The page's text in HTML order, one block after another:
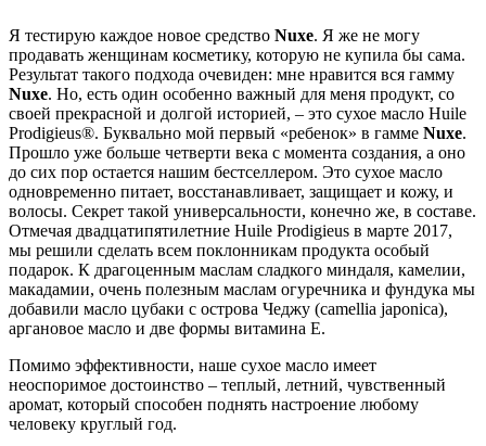
Я тестирую каждое новое средство Nuxe. Я же не могу
продавать женщинам косметику, которую не купила бы сама.
Результат такого подхода очевиден: мне нравится вся гамму
Nuxe. Hо, есть один особенно важный для меня продукт, со
своей прекрасной и долгой историей, – это сухое масло Huile
Prodigieus®. Буквально мой первый «ребенок» в гамме Nuxe.
Прошло уже больше четверти века с момента создания, а оно
до сих пор остается нашим бестселлером. Это сухое масло
одновременно питает, восстанавливает, защищает и кожу, и
волосы. Секрет такой универсальности, конечно же, в составе.
Отмечая двадцатипятилетние Huile Prodigieus в марте 2017,
мы решили сделать всем поклонникам продукта особый
подарок. К драгоценным маслам сладкого миндаля, камелии,
макадамии, очень полезным маслам огуречника и фундука мы
добавили масло цубаки с острова Чеджу (camellia japonica),
аргановое масло и две формы витамина Е.
Помимо эффективности, наше сухое масло имеет
неоспоримое достоинство – теплый, летний, чувственный
аромат, который способен поднять настроение любому
человеку круглый год.